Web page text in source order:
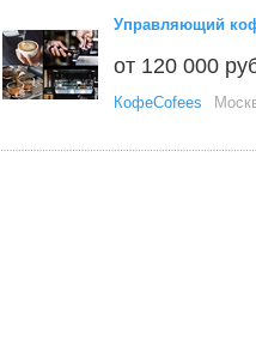
Управляющий
от 120 000
КофеCofees